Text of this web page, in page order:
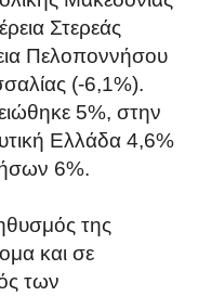
Στερεάς
Πελοποννήσου
(-6,1%).
5%, στην
Ελλάδα 4,6%
6%.
της
και σε
των